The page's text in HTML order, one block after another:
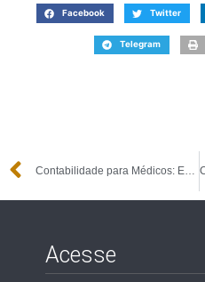
Facebook Twitter
Telegram
Contabilidade para Médicos: Entenda a Importância
Acesse